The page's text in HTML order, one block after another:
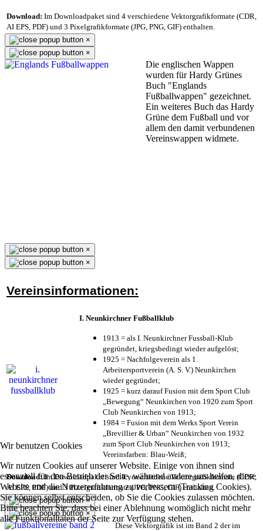
Wir benutzen Cookies
Wir nutzen Cookies auf unserer Website. Einige von ihnen sind
essenziell für den Betrieb der Seite, während andere uns helfen, diese
Website und die Nutzererfahrung zu verbessern (Tracking Cookies).
Sie können selbst entscheiden, ob Sie die Cookies zulassen möchten.
Bitte beachten Sie, dass bei einer Ablehnung womöglich nicht mehr
alle Funktionalitäten der Seite zur Verfügung stehen.
Download: Im Downloadpaket sind 4 verschiedene Vektorgrafikformate (CDR,
AI EPS, PDF) und 3 Pixelgrafikformate (JPG, PNG, GIF) enthalten.
×
×
Die englischen Wappen
wurden für Hardy Grünes
Buch "Englands
Fußballwappen" gezeichnet.
Ein weiteres Buch das Hardy
Grüne dem Fußball und vor
allem den damit verbundenen
Vereinswappen widmete.
×
×
Vereinsinformationen:
I. Neunkirchner Fußballklub
1913 = als I. Neunkirchner Fussball-Klub
gegründet, kriegsbedingt wieder aufgelöst;
1925 = Nachfolgeverein als 1.
Arbeitersportverein (A. S. V.) Neunkirchen
wieder gegründet;
1925 = kurz darauf Fusion mit dem Sport Club
„Bewegung“ Neunkirchen von 1920 zum Sport
Club Neunkirchen von 1913;
1984 = Fusion mit dem Werks Sport Verein
„Brevillier & Urban“ Neunkirchen von 1932
zum Sport Club Neunkirchen von 1913;
Vereinsfarben: Blau-Weiß;
Download:Im Downloadpaket sind 4 verschiedene Vektorgrafikformate (CDR,
AI EPS, PDF) und 3 Pixelgrafikformate (JPG, PNG, GIF) enthalten.
×
×
Diese Vektorgrafik ist im Band 2 der im